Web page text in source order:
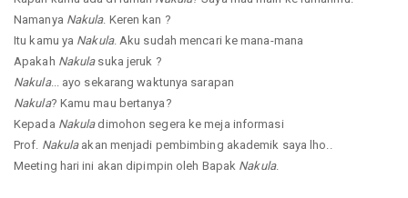
Namanya Nakula. Keren kan ?
Itu kamu ya Nakula. Aku sudah mencari ke mana-mana
Apakah Nakulasuka jeruk ?
Nakula... ayo sekarang waktunya sarapan
Nakula? Kamu mau bertanya?
Kepada Nakuladimohon segera ke meja informasi
Prof. Nakulaakan menjadi pembimbing akademik saya lho..
Meeting hari ini akan dipimpin oleh Bapak Nakula.